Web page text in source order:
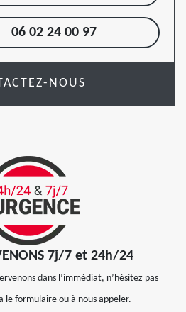
06 02 24 00 97
NOUS
7j/7 et 24h/24
dans l’immédiat, n’hésitez pas
le formulaire ou à nous appeler.